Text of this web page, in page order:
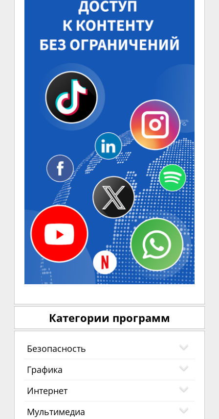
Категории программ
Безопасность
Графика
Интернет
Мультимедиа